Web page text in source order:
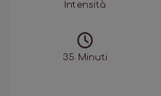
Intensità
35 Minuti